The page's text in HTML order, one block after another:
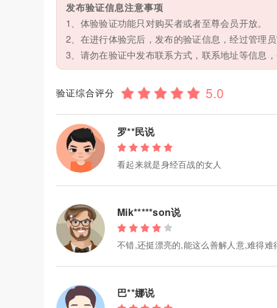
发布验证信息注意事项
1、体验验证功能只对购买者或者至尊会员开放。
2、在进行体验完后，发布的验证信息，经过管理
3、请勿在验证中发布联系方式，联系地址等信息，
验证综合评分
罗**民说
看起来就是身经百战的女人
Mik*****son说
不错,还挺漂亮的,能这么善解人意,难得难
巴**娜说